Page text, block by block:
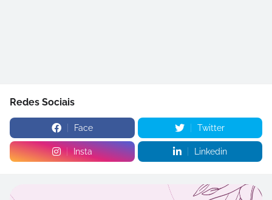
Redes Sociais
Face Twitter
Insta Linkedin